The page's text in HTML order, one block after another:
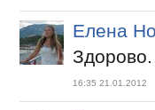
Елена
16:35 21.01.2012